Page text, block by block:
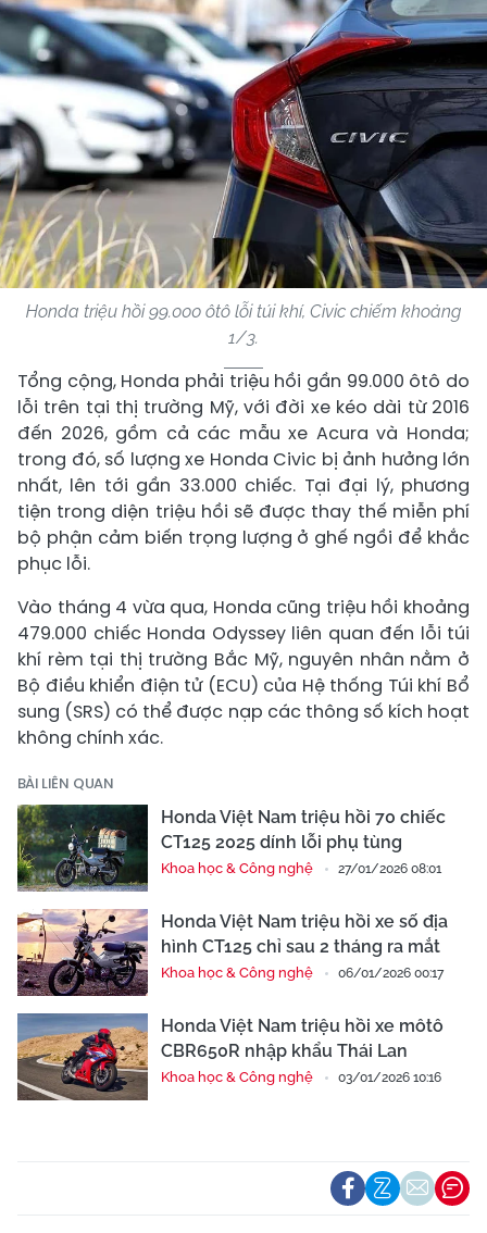
Honda triệu hồi 99.000 ôtô lỗi túi khí, Civic chiếm khoảng
1/3.
Tổng cộng, Honda phải triệu hồi gần 99.000 ôtô do
lỗi trên tại thị trường Mỹ, với đời xe kéo dài từ 2016
đến 2026, gồm cả các mẫu xe Acura và Honda;
trong đó, số lượng xe Honda Civic bị ảnh hưởng lớn
nhất, lên tới gần 33.000 chiếc. Tại đại lý, phương
tiện trong diện triệu hồi sẽ được thay thế miễn phí
bộ phận cảm biến trọng lượng ở ghế ngồi để khắc
phục lỗi.
Vào tháng 4 vừa qua, Honda cũng triệu hồi khoảng
479.000 chiếc Honda Odyssey liên quan đến lỗi túi
khí rèm tại thị trường Bắc Mỹ, nguyên nhân nằm ở
Bộ điều khiển điện tử (ECU) của Hệ thống Túi khí Bổ
sung (SRS) có thể được nạp các thông số kích hoạt
không chính xác.
BÀI LIÊN QUAN
Honda Việt Nam triệu hồi 70 chiếc
CT125 2025 dính lỗi phụ tùng
Khoa học & Công nghệ 27/01/2026 08:01
Honda Việt Nam triệu hồi xe số địa
hình CT125 chỉ sau 2 tháng ra mắt
Khoa học & Công nghệ 06/01/2026 00:17
Honda Việt Nam triệu hồi xe môtô
CBR650R nhập khẩu Thái Lan
Khoa học & Công nghệ 03/01/2026 10:16